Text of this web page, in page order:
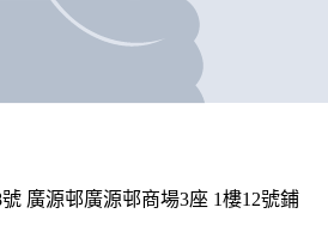
廣源邨廣源邨商場3座 1樓12號鋪